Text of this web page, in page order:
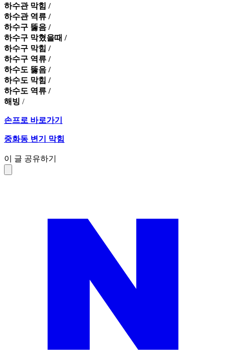
하수관 막힘 /
하수관 역류 /
하수구 뚫음 /
하수구 막혔을때 /
하수구 막힘 /
하수구 역류 /
하수도 뚫음 /
하수도 막힘 /
하수도 역류 /
해빙 /
손프로 바로가기
중화동 변기 막힘
이 글 공유하기